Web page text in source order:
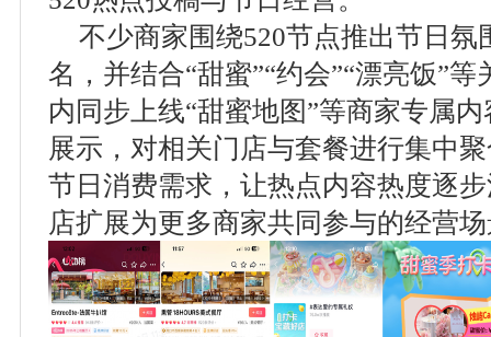
不少商家围绕520节点推出节日氛
名，并结合“甜蜜”“约会”“漂亮饭”
内同步上线“甜蜜地图”等商家专属
展示，对相关门店与套餐进行集中
节日消费需求，让热点内容热度逐
店扩展为更多商家共同参与的经营